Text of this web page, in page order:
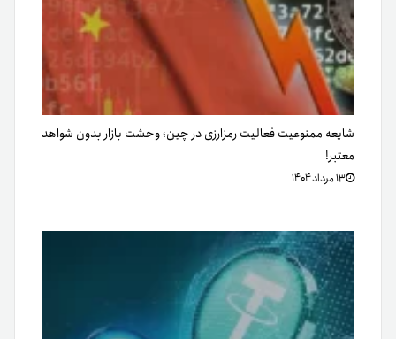
شایعه ممنوعیت فعالیت رمزارزی در چین؛ وحشت بازار بدون شواهد
معتبر!
۱۳ مرداد ۱۴۰۴